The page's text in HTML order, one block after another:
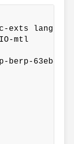
mtl
berp-